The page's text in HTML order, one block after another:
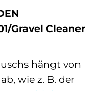
Gravel Cleaner
hängt von
wie z. B. der